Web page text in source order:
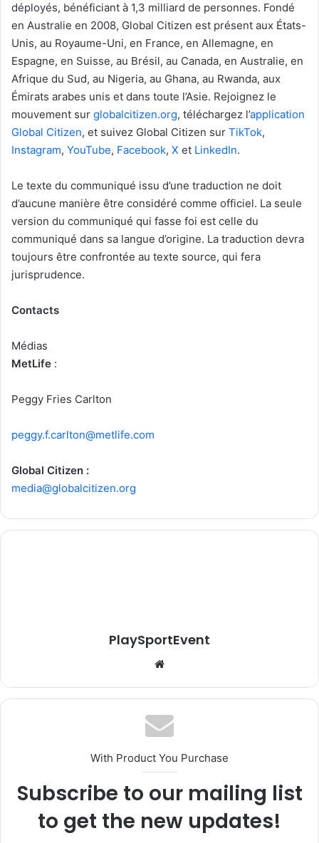
déployés, bénéficiant à 1,3 milliard de personnes. Fondé
en Australie en 2008, Global Citizen est présent aux États-
Unis, au Royaume-Uni, en France, en Allemagne, en
Espagne, en Suisse, au Brésil, au Canada, en Australie, en
Afrique du Sud, au Nigeria, au Ghana, au Rwanda, aux
Émirats arabes unis et dans toute l’Asie. Rejoignez le
mouvement sur globalcitizen.org, téléchargez l’application
Global Citizen, et suivez Global Citizen sur TikTok,
Instagram, YouTube, Facebook, X et LinkedIn.
Le texte du communiqué issu d’une traduction ne doit
d’aucune manière être considéré comme officiel. La seule
version du communiqué qui fasse foi est celle du
communiqué dans sa langue d’origine. La traduction devra
toujours être confrontée au texte source, qui fera
jurisprudence.
Contacts
Médias
MetLife :
Peggy Fries Carlton
peggy.f.carlton@metlife.com
Global Citizen :
media@globalcitizen.org
PlaySportEvent
With Product You Purchase
Subscribe to our mailing list
to get the new updates!